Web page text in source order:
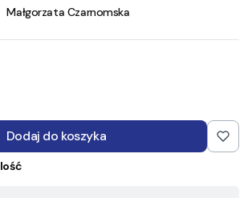
Małgorzata Czarnomska
Dodaj do koszyka